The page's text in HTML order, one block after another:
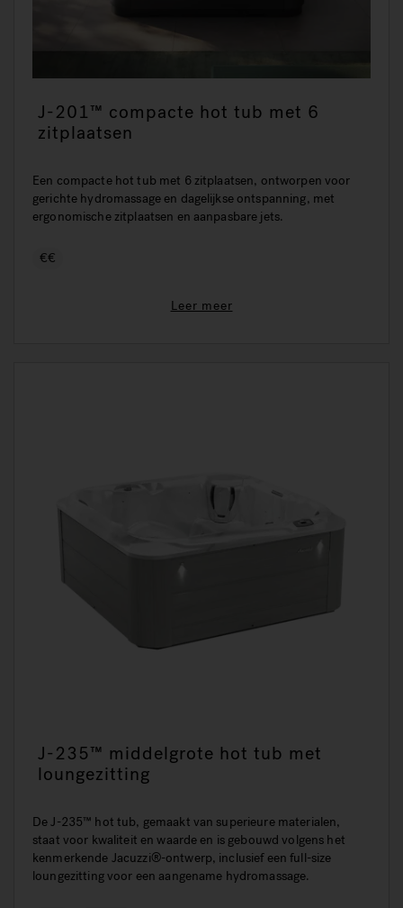
J-201™ compacte hot tub met 6
zitplaatsen
Een compacte hot tub met 6 zitplaatsen, ontworpen voor
gerichte hydromassage en dagelijkse ontspanning, met
ergonomische zitplaatsen en aanpasbare jets.
€€
Leer meer
J-235™ middelgrote hot tub met
loungezitting
De J-235™ hot tub, gemaakt van superieure materialen,
staat voor kwaliteit en waarde en is gebouwd volgens het
kenmerkende Jacuzzi®-ontwerp, inclusief een full-size
loungezitting voor een aangename hydromassage.